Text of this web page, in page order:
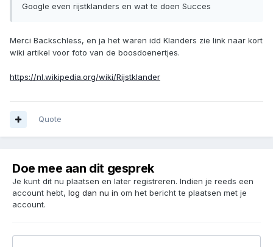
Google even rijstklanders en wat te doen Succes
Merci Backschless, en ja het waren idd Klanders zie link naar kort
wiki artikel voor foto van de boosdoenertjes.
https://nl.wikipedia.org/wiki/Rijstklander
Quote
Doe mee aan dit gesprek
Je kunt dit nu plaatsen en later registreren. Indien je reeds een
account hebt, log dan nu in om het bericht te plaatsen met je
account.